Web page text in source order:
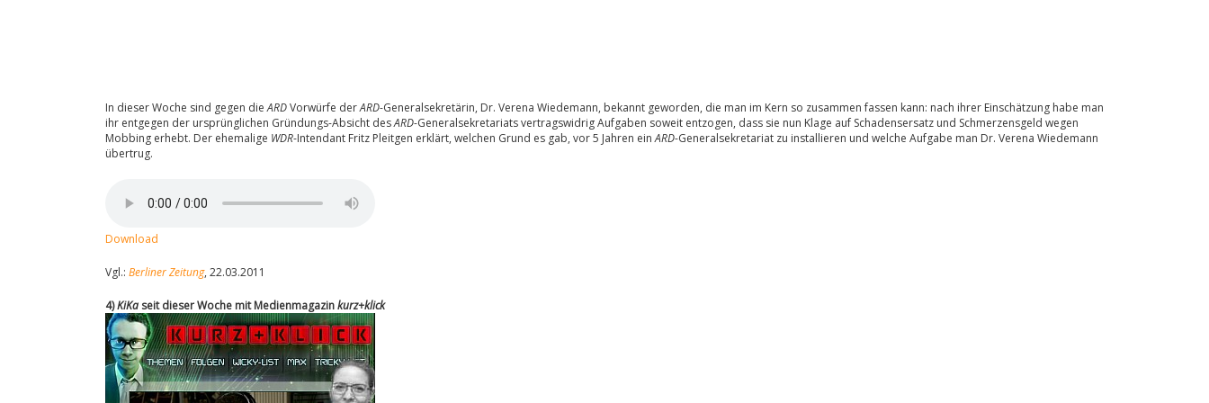
In dieser Woche sind gegen dieARDVorwürfe derARD-Generalsekretärin, Dr. Verena Wiedemann, bekannt geworden, die man im Kern so zusammen fassen kann: nach ihrer Einschätzung habe man
ihr entgegen der ursprünglichen Gründungs-Absicht desARD-Generalsekretariats vertragswidrig Aufgaben soweit entzogen, dass sie nun Klage auf Schadensersatz und Schmerzensgeld wegen
Mobbing erhebt. Der ehemalige WDR-Intendant Fritz Pleitgen erklärt, welchen Grund es gab, vor 5 Jahren einARD-Generalsekretariat zu installieren und welche Aufgabe man Dr. Verena Wiedemann
übertrug.
Download
Vgl.: Berliner Zeitung, 22.03.2011
4)KiKa seit dieser Woche mit Medienmagazinkurz+klick